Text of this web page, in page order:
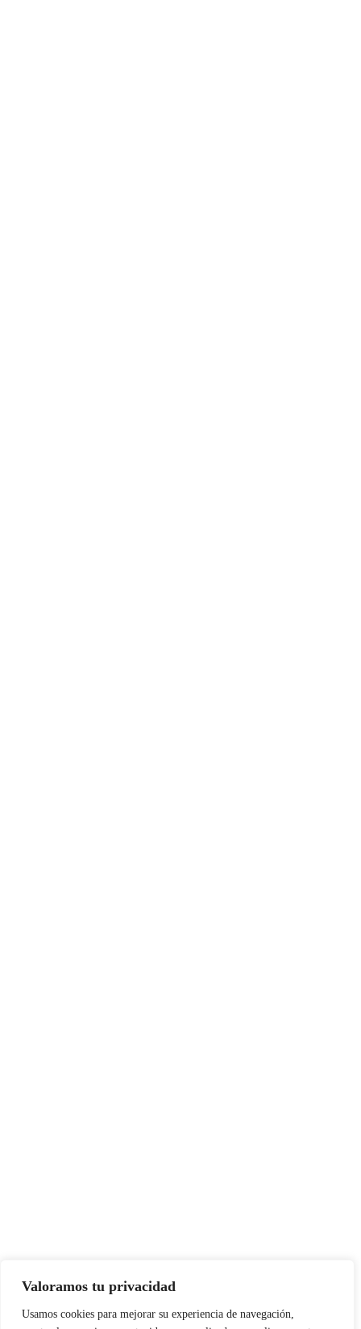
Valoramos tu privacidad
Usamos cookies para mejorar su experiencia de navegación,